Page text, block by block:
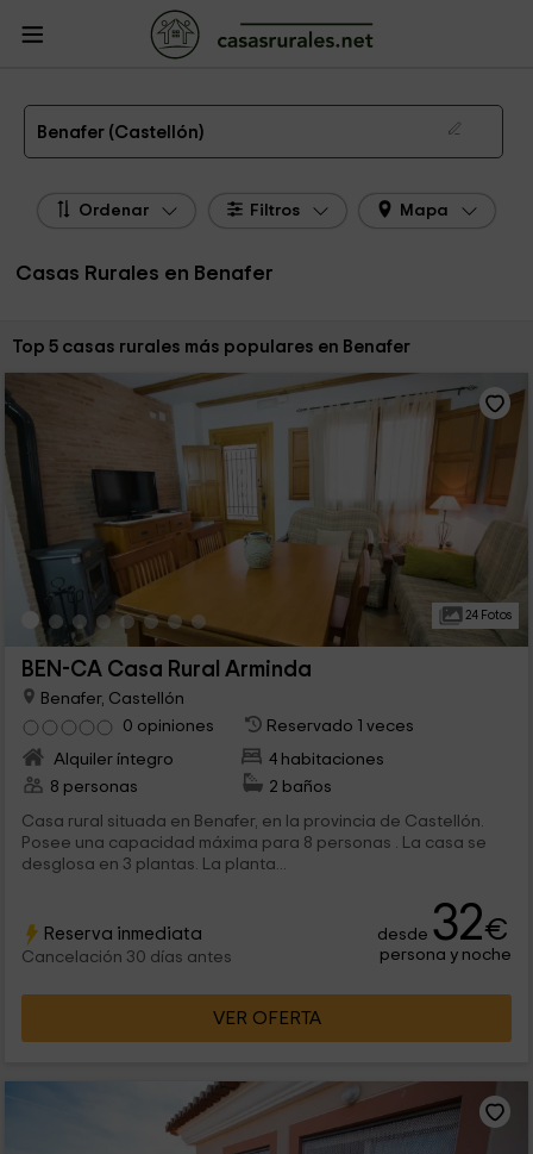
Casas Rurales
Casas Rurales Castellón
Casas Rurales Benafer
Las 5 mejores casas rurales en Benafer de 2026
Benafer (Castellón)
Ordenar Filtros Mapa
Casas Rurales en Benafer
Ordenar por:
Top 5 casas rurales más populares en Benafer
24 Fotos
BEN-CA Casa Rural Arminda
Benafer, Castellón
0 opiniones
Reservado 1 veces
Alquiler íntegro
4 habitaciones
8 personas
2 baños
Casa rural situada en Benafer, en la provincia de Castellón.
Posee una capacidad máxima para 8 personas . La casa se
desglosa en 3 plantas. La planta...
Reserva inmediata
Cancelación 30 días antes
desde 32€
persona y noche
VER OFERTA